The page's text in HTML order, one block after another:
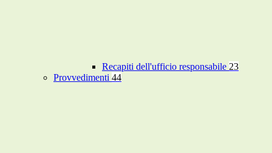
Recapiti dell'ufficio responsabile 23
Provvedimenti 44